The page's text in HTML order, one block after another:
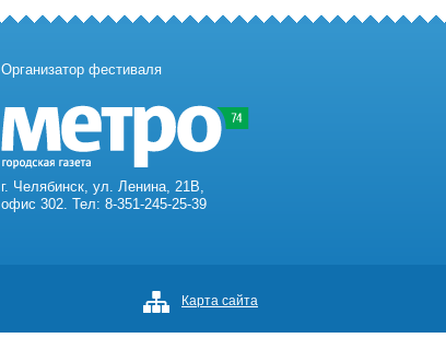
Организатор фестиваля
г. Челябинск, ул. Ленина, 21В,
офис 302. Тел: 8-351-245-25-39
Карта сайта